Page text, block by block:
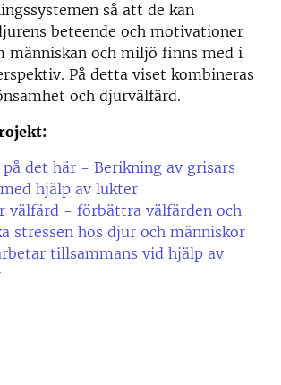
så att de kan
beteende och motivationer
människan och miljö finns med i
På detta viset kombineras
och djurvälfärd.
på det här - Berikning av grisars
hjälp av lukter
välfärd - förbättra välfärden och
stressen hos djur och människor
tillsammans vid hjälp av